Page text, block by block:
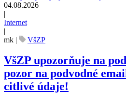
04.08.2026
|
Internet
|
mk | VšZP
VšZP upozorňuje na
pozor na podvodné
citlivé údaje!